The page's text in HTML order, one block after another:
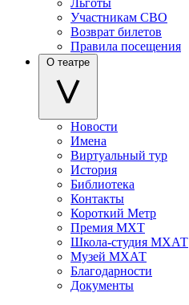
Льготы
Участникам СВО
Возврат билетов
Правила посещения
О театре
Новости
Имена
Виртуальный тур
История
Библиотека
Контакты
Короткий Метр
Премия МХТ
Школа-студия МХАТ
Музей МХАТ
Благодарности
Документы